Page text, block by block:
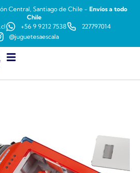
Central, Santiago de Chile - Envíos a todo
Chile
+56 9 9212 7538
227797014
@juguetesaescala